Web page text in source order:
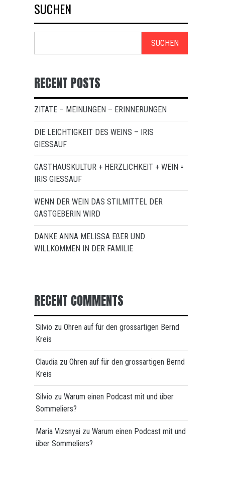
SUCHEN
SUCHEN
RECENT POSTS
ZITATE – MEINUNGEN – ERINNERUNGEN
DIE LEICHTIGKEIT DES WEINS – IRIS
GIESSAUF
GASTHAUSKULTUR + HERZLICHKEIT + WEIN =
IRIS GIESSAUF
WENN DER WEIN DAS STILMITTEL DER
GASTGEBERIN WIRD
DANKE ANNA MELISSA EßER UND
WILLKOMMEN IN DER FAMILIE
RECENT COMMENTS
Silvio zu Ohren auf für den grossartigen Bernd
Kreis
Claudia zu Ohren auf für den grossartigen Bernd
Kreis
Silvio zu Warum einen Podcast mit und über
Sommeliers?
Maria Vizsnyai zu Warum einen Podcast mit und
über Sommeliers?